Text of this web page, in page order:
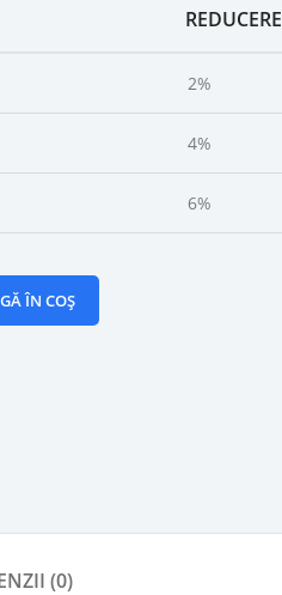
REDUCERE
2%
4%
6%
ÎN COȘ
(0)